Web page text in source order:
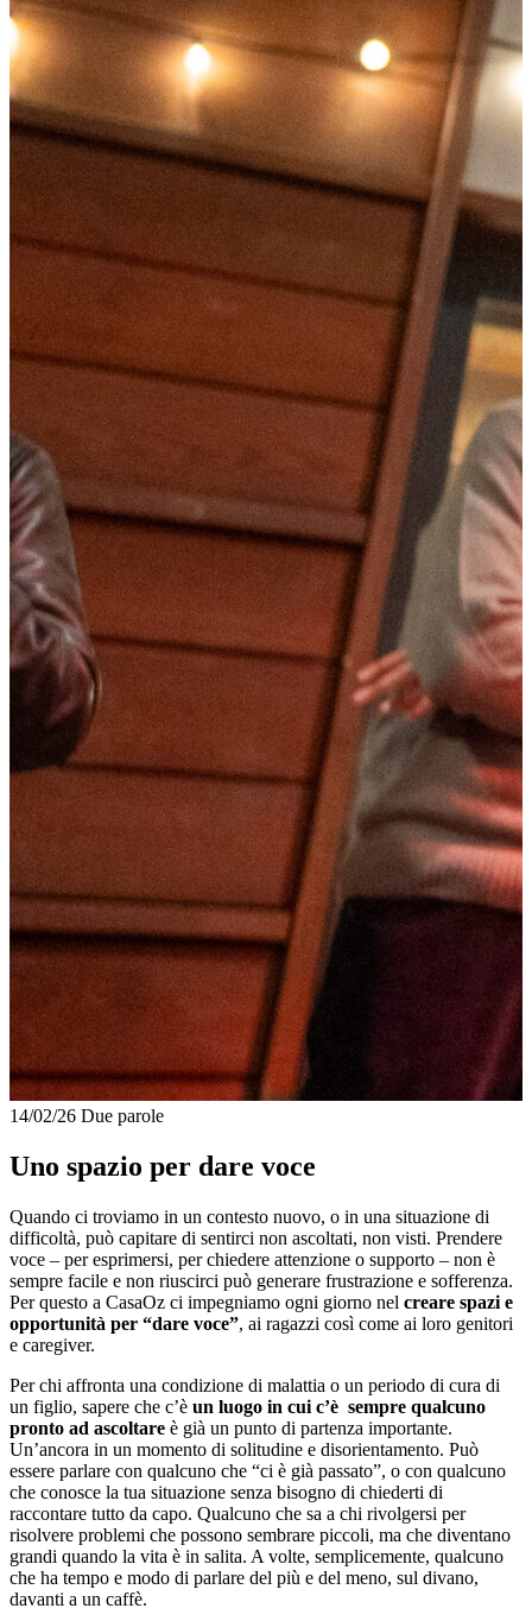
14/02/26 Due parole
Uno spazio per dare voce
Quando ci troviamo in un contesto nuovo, o in una situazione di
difficoltà, può capitare di sentirci non ascoltati, non visti. Prendere
voce – per esprimersi, per chiedere attenzione o supporto – non è
sempre facile e non riuscirci può generare frustrazione e sofferenza.
Per questo a CasaOz ci impegniamo ogni giorno nel creare spazi e
opportunità per “dare voce”, ai ragazzi così come ai loro genitori
e caregiver.
Per chi affronta una condizione di malattia o un periodo di cura di
un figlio, sapere che c’è un luogo in cui c’è sempre qualcuno
pronto ad ascoltare è già un punto di partenza importante.
Un’ancora in un momento di solitudine e disorientamento. Può
essere parlare con qualcuno che “ci è già passato”, o con qualcuno
che conosce la tua situazione senza bisogno di chiederti di
raccontare tutto da capo. Qualcuno che sa a chi rivolgersi per
risolvere problemi che possono sembrare piccoli, ma che diventano
grandi quando la vita è in salita. A volte, semplicemente, qualcuno
che ha tempo e modo di parlare del più e del meno, sul divano,
davanti a un caffè.